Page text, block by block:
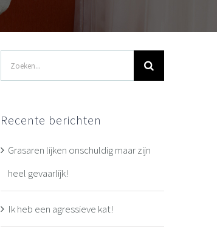
Zoeken
naar:
Recente berichten
Grasaren lijken onschuldig maar zijn
heel gevaarlijk!
Ik heb een agressieve kat!